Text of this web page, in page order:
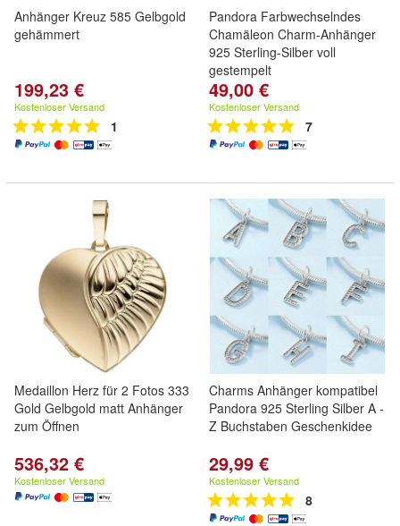
Anhänger Kreuz 585 Gelbgold
gehämmert
199,23 €
Kostenloser Versand
1
Pandora Farbwechselndes
Chamäleon Charm-Anhänger
925 Sterling-Silber voll
gestempelt
49,00 €
Kostenloser Versand
7
Medaillon Herz für 2 Fotos 333
Gold Gelbgold matt Anhänger
zum Öffnen
536,32 €
Kostenloser Versand
Charms Anhänger kompatibel
Pandora 925 Sterling Silber A -
Z Buchstaben Geschenkidee
29,99 €
Kostenloser Versand
8